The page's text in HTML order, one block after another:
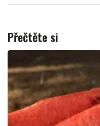
Přečtěte si